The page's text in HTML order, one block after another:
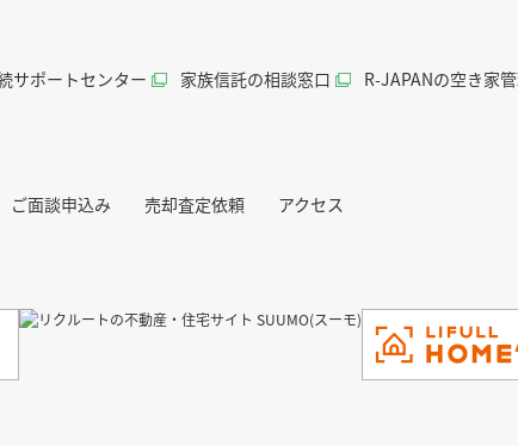
サポートセンター 家族信託の相談窓口 R-JAPANの空き家
ご面談申込み 売却査定依頼 アクセス